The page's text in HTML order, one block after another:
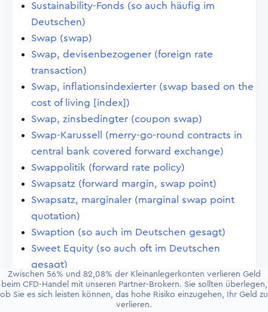
Sustainability-Fonds (so auch häufig im
Deutschen)
Swap (swap)
Swap, devisenbezogener (foreign rate
transaction)
Swap, inflationsindexierter (swap based on the
cost of living [index])
Swap, zinsbedingter (coupon swap)
Swap-Karussell (merry-go-round contracts in
central bank covered forward exchange)
Swappolitik (forward rate policy)
Swapsatz (forward margin, swap point)
Swapsatz, marginaler (marginal swap point
quotation)
Swaption (so auch im Deutschen gesagt)
Sweet Equity (so auch oft im Deutschen
gesagt)
Switcher (switcher)
Symboltheorie (symbol doctrine)
Zwischen 56% und 82,08% der Kleinanlegerkonten verlieren Geld
beim CFD-Handel mit unseren Partner-Brokern. Sie sollten überlegen,
ob Sie es sich leisten können, das hohe Risiko einzugehen, Ihr Geld zu
verlieren.